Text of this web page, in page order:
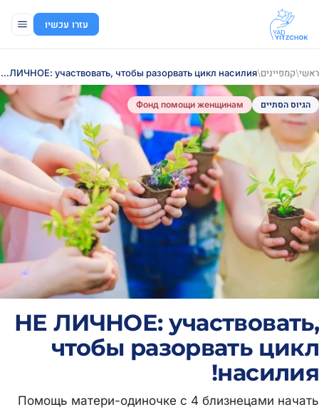
עזרו עכשיו
ראשי/קמפיינים/
НЕ ЛИЧНОЕ: участвовать, чтобы разорвать цикл насилия!
НЕ ЛИЧНОЕ: участвовать,
чтобы разорвать цикл
насилия!
Помощь матери-одиночке с 4 близнецами начать
הגיוס הסתיים Фонд помощи женщинам